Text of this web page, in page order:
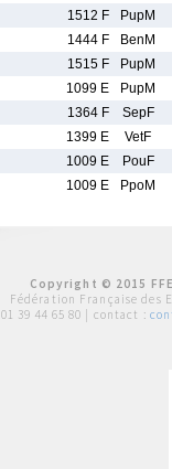
1512 F
PupM
1444 F
BenM
1515 F
PupM
1099 E
PupM
1364 F
SepF
1399 E
VetF
1009 E
PouF
1009 E PpoM
Copyright © 2015
Fédération Française des
01 39 44 65 80 | contact :